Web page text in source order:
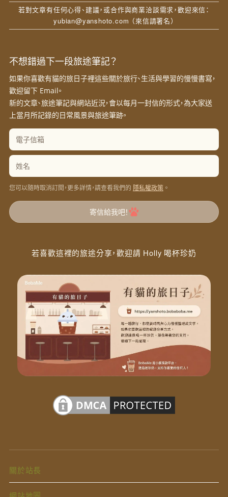
若對文章有任何心得、建議，或合作與商業洽談需求，歡迎來信：
yubian@yanshoto.com （來信請署名）
不想錯過下一段旅途筆記？
如果你喜歡有貓的旅日子裡這些關於旅行、生活與學習的慢慢書寫，
歡迎留下 Email。
新的文章、旅途筆記與網站近況，會以每月一封信的形式，為大家送
上當月所記錄的日常風景與旅途筆跡。
您可以隨時取消訂閱，更多詳情，請查看我們的 隱私權政策 。
寄信給我吧！
若喜歡這裡的旅途分享，歡迎請 Holly 喝杯珍奶
關於站長